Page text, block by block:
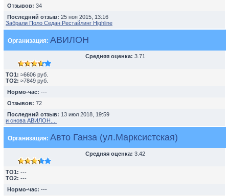
Отзывов: 34
Последний отзыв: 25 ноя 2015, 13:16
Забрали Поло Седан Рестайлинг Highline
Организация: АВИЛОН
Средняя оценка: 3.71
TO1: ≈6606 руб.
TO2: ≈7849 руб.
Нормо-час: ---
Отзывов: 72
Последний отзыв: 13 июл 2018, 19:59
и снова АВИЛОН....
Организация: Авто Ганза (ул.Марксистская)
Средняя оценка: 3.42
TO1: ---
TO2: ---
Нормо-час: ---